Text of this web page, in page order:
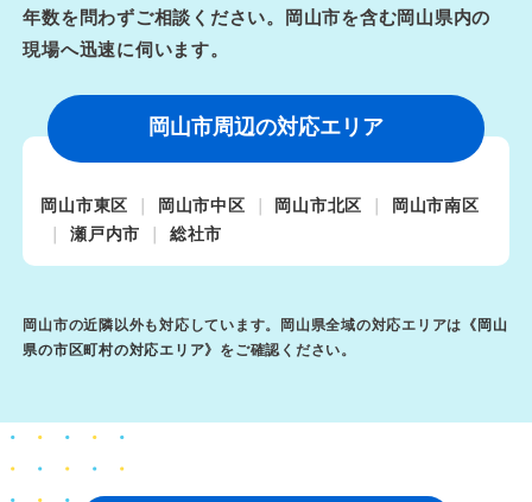
年数を問わずご相談ください。岡山市を含む岡山県内の
現場へ迅速に伺います。
岡山市周辺の対応エリア
岡山市東区 岡山市中区 岡山市北区
岡山市南区
瀬戸内市
総社市
岡山市の近隣以外も対応しています。岡山県全域の対応エリアは《 岡山
県の市区町村の対応エリア》をご確認ください。